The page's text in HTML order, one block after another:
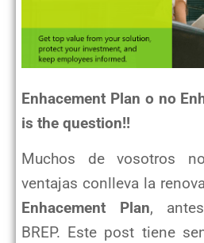
Enhacement Plan o no
is the question!!
Muchos de vosotros
ventajas conlleva la
Enhacement Plan,
BREP. Este post tiene